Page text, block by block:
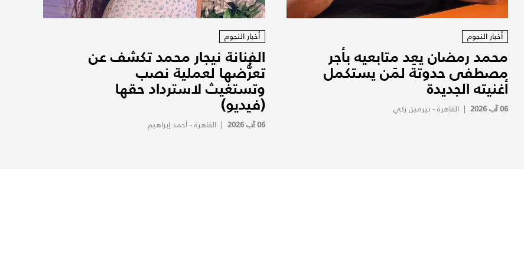
أخبار النجوم
محمد رمضان يعِد متابعيه بأجر
مصطفى حدوتة لمَن يستكمل
أغنيته الجديدة
06 آب 2026 | القاهرة - نيرمين زكي
أخبار النجوم
الفنانة نيجار محمد تكشف عن
تعرُّضها لعملية نصب
وتستغيث لاسترداد حقها
(فيديو)
06 آب 2026 |القاهرة - أحمد إبراهيم